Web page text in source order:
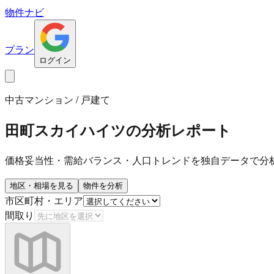
物件ナビ
プラン
ログイン
中古マンション / 戸建て
田町スカイハイツの分析レポート
価格妥当性・需給バランス・人口トレンドを独自データで分
地区・相場を見る 物件を分析
市区町村・エリア
間取り